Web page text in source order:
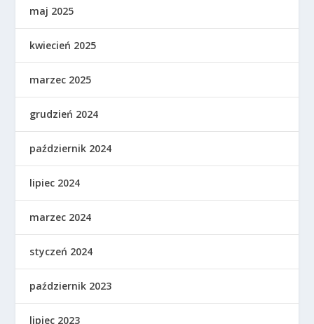
maj 2025
kwiecień 2025
marzec 2025
grudzień 2024
październik 2024
lipiec 2024
marzec 2024
styczeń 2024
październik 2023
lipiec 2023